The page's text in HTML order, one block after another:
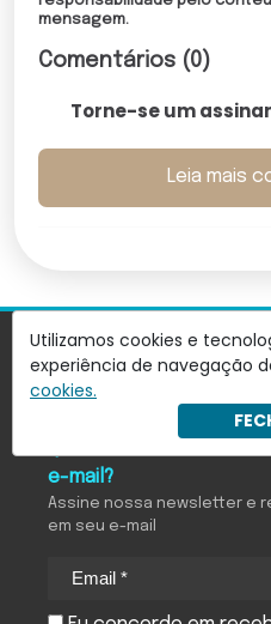
mensagem.
Comentários (0)
Torne-se um
Leia mais
Utilizamos cookies e
experiência de navegação
cookies.
e-mail?
Assine nossa newsletter e
em seu e-mail